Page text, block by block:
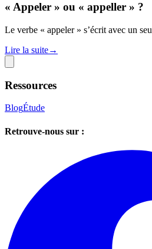
« Appeler » ou « appeller » ?
Le verbe « appeler » s’écrit avec un
Lire la suite→
Ressources
BlogÉtude
Retrouve-nous sur :